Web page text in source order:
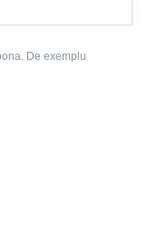
De exemplu